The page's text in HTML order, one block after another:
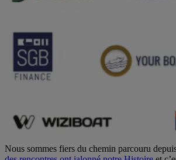
Nous sommes fiers du chemin parcouru